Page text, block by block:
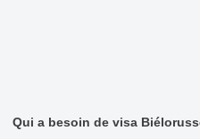
Qui a besoin de visa